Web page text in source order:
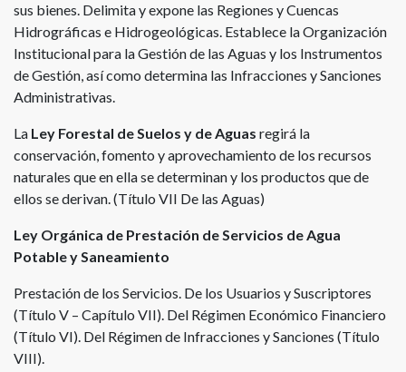
sus bienes. Delimita y expone las Regiones y Cuencas
Hidrográficas e Hidrogeológicas. Establece la Organización
Institucional para la Gestión de las Aguas y los Instrumentos
de Gestión, así como determina las Infracciones y Sanciones
Administrativas.
La Ley Forestal de Suelos y de Aguas regirá la
conservación, fomento y aprovechamiento de los recursos
naturales que en ella se determinan y los productos que de
ellos se derivan. (Título VII De las Aguas)
Ley Orgánica de Prestación de Servicios de Agua
Potable y Saneamiento
Prestación de los Servicios. De los Usuarios y Suscriptores
(Título V – Capítulo VII). Del Régimen Económico Financiero
(Título VI). Del Régimen de Infracciones y Sanciones (Título
VIII).